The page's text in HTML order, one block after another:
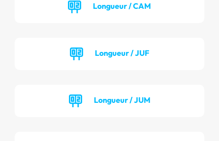
Longueur / CAM
Longueur / JUF
Longueur / JUM